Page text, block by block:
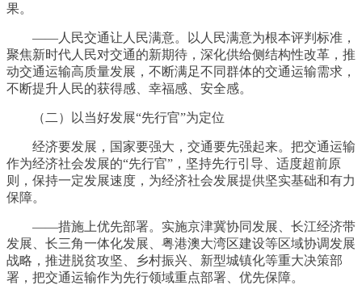
果。
——人民交通让人民满意。以人民满意为根本评判标准，
聚焦新时代人民对交通的新期待，深化供给侧结构性改革，推
动交通运输高质量发展，不断满足不同群体的交通运输需求，
不断提升人民的获得感、幸福感、安全感。
（二）以当好发展“先行官”为定位
经济要发展，国家要强大，交通要先强起来。把交通运输
作为经济社会发展的“先行官”，坚持先行引导、适度超前原
则，保持一定发展速度，为经济社会发展提供坚实基础和有力
保障。
——措施上优先部署。实施京津冀协同发展、长江经济带
发展、长三角一体化发展、粤港澳大湾区建设等区域协调发展
战略，推进脱贫攻坚、乡村振兴、新型城镇化等重大决策部
署，把交通运输作为先行领域重点部署、优先保障。